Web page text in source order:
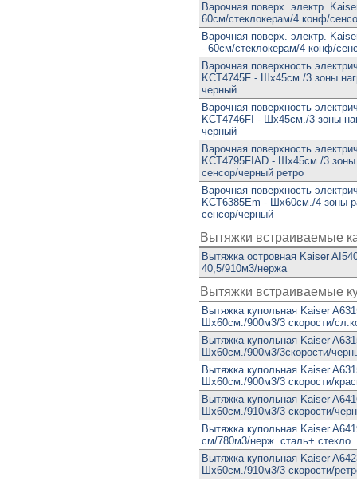
Варочная поверх. электр.
60см/стеклокерам/4 конф/
Варочная поверх. электр.
- 60см/стеклокерам/4 конф/
Варочная поверхность
KCT4745F - Шx45см./3 зоны
черный
Варочная поверхность
KCT4746FI - Шx45см./3 зоны
черный
Варочная поверхность
KCT4795FIAD - Шx45см./3 зоны
сенсор/черный ретро
Варочная поверхность
KCT6385Em - Шx60см./4 зоны
сенсор/черный
Вытяжки встраиваемые
Вытяжка островная Kaiser
40,5/910м3/нержа
Вытяжки встраиваемые
Вытяжка купольная Kaiser
Шx60см./900м3/3 скорости/
Вытяжка купольная Kaiser
Шx60см./900м3/3скорости/
Вытяжка купольная Kaiser
Шx60см./900м3/3 скорости/
Вытяжка купольная Kaiser
Шx60см./910м3/3 скорости/
Вытяжка купольная Kaiser
см/780м3/нерж. сталь+ стекло
Вытяжка купольная Kaiser
Шx60см./910м3/3 скорости/